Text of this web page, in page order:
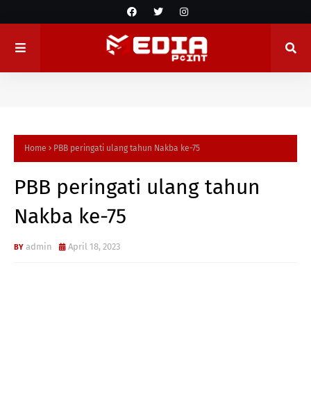
Home PBB peringati ulang tahun Nakba ke-75
PBB peringati ulang tahun
Nakba ke-75
admin April 18, 2023